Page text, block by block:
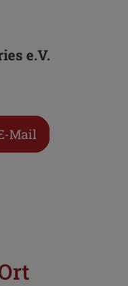
e.V.
Mail